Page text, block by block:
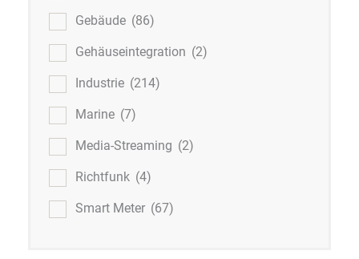
Gebäude (86)
Gehäuseintegration (2)
Industrie (214)
Marine (7)
Media-Streaming (2)
Richtfunk (4)
Smart Meter (67)